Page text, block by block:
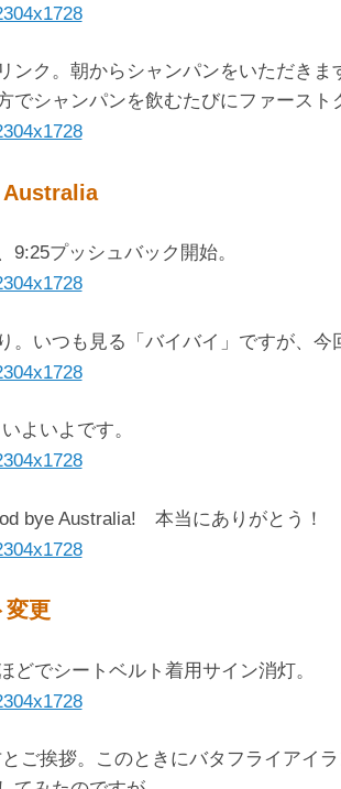
ンク。朝からシャンパンをいただき
でシャンパンを飲むたびにファースト
9:25プッシュバック開始。
。いつも見る「バイバイ」ですが、今
よいよです。
bye Australia! 本当にありがとう！
変更
どでシートベルト着用サイン消灯。
ご挨拶。このときにバタフライアイ